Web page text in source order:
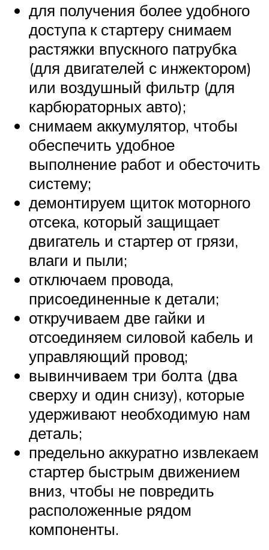
для получения более удобного
доступа к стартеру снимаем
растяжки впускного патрубка
(для двигателей с инжектором)
или воздушный фильтр (для
карбюраторных авто);
снимаем аккумулятор, чтобы
обеспечить удобное
выполнение работ и обесточить
систему;
демонтируем щиток моторного
отсека, который защищает
двигатель и стартер от грязи,
влаги и пыли;
отключаем провода,
присоединенные к детали;
откручиваем две гайки и
отсоединяем силовой кабель и
управляющий провод;
вывинчиваем три болта (два
сверху и один снизу), которые
удерживают необходимую нам
деталь;
предельно аккуратно извлекаем
стартер быстрым движением
вниз, чтобы не повредить
расположенные рядом
компоненты.